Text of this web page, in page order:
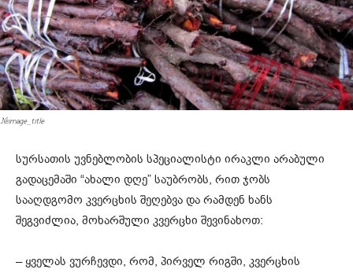
#image_title
სურსათის უვნებლობის სპეციალისტი ირაკლი არაბული
გადაცემაში “ახალი დღე” საუბრობს, რით ჯობს
სააღდგომო კვერცხის შეღებვა და რამდენ ხანს
შეგვიძლია, მოხარშული კვერცხი შევინახოთ:
– ყველას ვურჩევდი, რომ, პირველ რიგში, კვერცხის